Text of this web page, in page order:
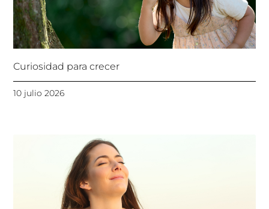
Curiosidad para crecer
10 julio 2026